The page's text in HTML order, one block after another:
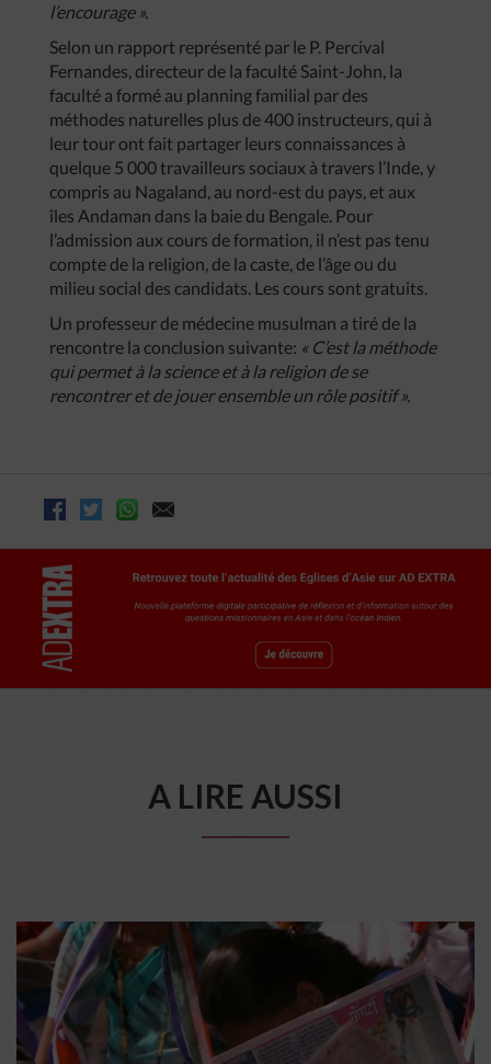
l’encourage ».
Selon un rapport représenté par le P. Percival
Fernandes, directeur de la faculté Saint-John, la
faculté a formé au planning familial par des
méthodes naturelles plus de 400 instructeurs, qui à
leur tour ont fait partager leurs connaissances à
quelque 5 000 travailleurs sociaux à travers l’Inde, y
compris au Nagaland, au nord-est du pays, et aux
îles Andaman dans la baie du Bengale. Pour
l’admission aux cours de formation, il n’est pas tenu
compte de la religion, de la caste, de l’âge ou du
milieu social des candidats. Les cours sont gratuits.
Un professeur de médecine musulman a tiré de la
rencontre la conclusion suivante: « C’est la méthode
qui permet à la science et à la religion de se
rencontrer et de jouer ensemble un rôle positif ».
A LIRE AUSSI